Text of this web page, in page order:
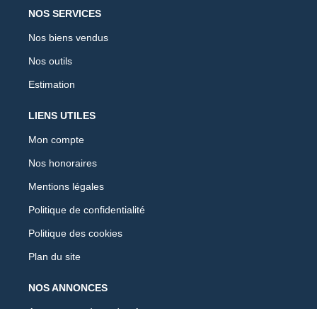
NOS SERVICES
Nos biens vendus
Nos outils
Estimation
LIENS UTILES
Mon compte
Nos honoraires
Mentions légales
Politique de confidentialité
Politique des cookies
Plan du site
NOS ANNONCES